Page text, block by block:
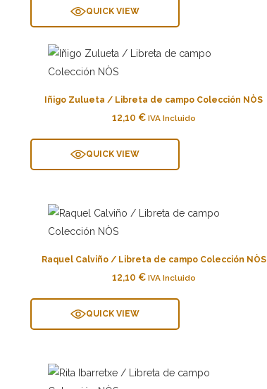
QUICK VIEW
Iñigo Zulueta / Libreta de campo Colección NÒS
12,10 € IVA Incluido
QUICK VIEW
Raquel Calviño / Libreta de campo Colección NÒS
12,10 € IVA Incluido
QUICK VIEW